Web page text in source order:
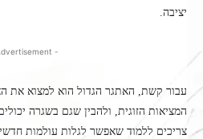
יציבה.
- Advertisement -
עבור קשת, האתגר הגדול הוא למצוא את
המציאות הזוגית, ולהבין שגם בשגרה
צריכים ללמוד שאפשר לגלות עולמות